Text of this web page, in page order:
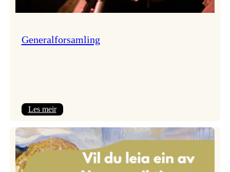
Generalforsamling
Les meir: